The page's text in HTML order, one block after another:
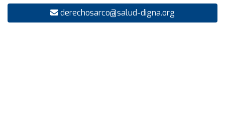
derechosarco@salud-digna.org